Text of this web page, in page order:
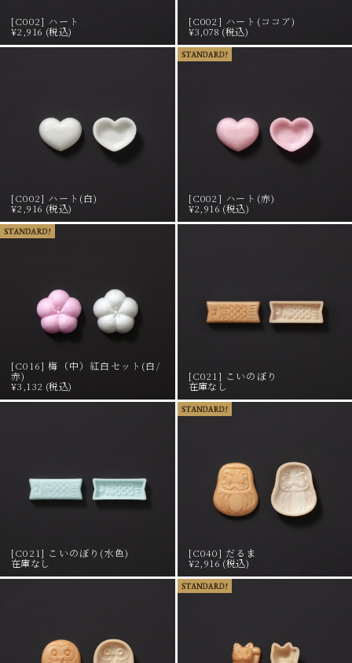
[C002] ハート
¥2,916 (税込)
[C002] ハート(ココア)
¥3,078 (税込)
[C002] ハート(白)
¥2,916 (税込)
[C002] ハート(赤)
¥2,916 (税込)
[C016] 梅（中）紅白セット(白/
赤)
¥3,132 (税込)
[C021] こいのぼり
在庫なし
[C021] こいのぼり(水色)
在庫なし
[C040] だるま
¥2,916 (税込)